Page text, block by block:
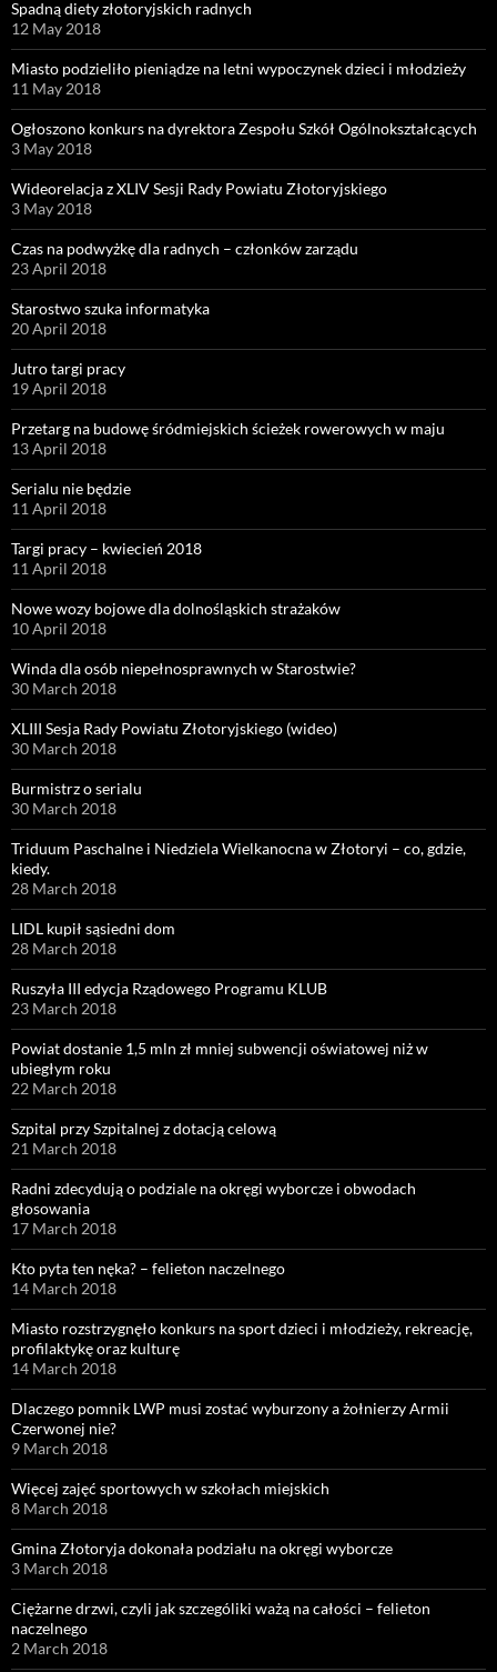
Spadną diety złotoryjskich radnych
12 May 2018
Miasto podzieliło pieniądze na letni wypoczynek dzieci i młodzieży
11 May 2018
Ogłoszono konkurs na dyrektora Zespołu Szkół Ogólnokształcących
3 May 2018
Wideorelacja z XLIV Sesji Rady Powiatu Złotoryjskiego
3 May 2018
Czas na podwyżkę dla radnych – członków zarządu
23 April 2018
Starostwo szuka informatyka
20 April 2018
Jutro targi pracy
19 April 2018
Przetarg na budowę śródmiejskich ścieżek rowerowych w maju
13 April 2018
Serialu nie będzie
11 April 2018
Targi pracy – kwiecień 2018
11 April 2018
Nowe wozy bojowe dla dolnośląskich strażaków
10 April 2018
Winda dla osób niepełnosprawnych w Starostwie?
30 March 2018
XLIII Sesja Rady Powiatu Złotoryjskiego (wideo)
30 March 2018
Burmistrz o serialu
30 March 2018
Triduum Paschalne i Niedziela Wielkanocna w Złotoryi – co, gdzie,
kiedy.
28 March 2018
LIDL kupił sąsiedni dom
28 March 2018
Ruszyła III edycja Rządowego Programu KLUB
23 March 2018
Powiat dostanie 1,5 mln zł mniej subwencji oświatowej niż w
ubiegłym roku
22 March 2018
Szpital przy Szpitalnej z dotacją celową
21 March 2018
Radni zdecydują o podziale na okręgi wyborcze i obwodach
głosowania
17 March 2018
Kto pyta ten nęka? – felieton naczelnego
14 March 2018
Miasto rozstrzygnęło konkurs na sport dzieci i młodzieży, rekreację,
profilaktykę oraz kulturę
14 March 2018
Dlaczego pomnik LWP musi zostać wyburzony a żołnierzy Armii
Czerwonej nie?
9 March 2018
Więcej zajęć sportowych w szkołach miejskich
8 March 2018
Gmina Złotoryja dokonała podziału na okręgi wyborcze
3 March 2018
Ciężarne drzwi, czyli jak szczególiki ważą na całości – felieton
naczelnego
2 March 2018